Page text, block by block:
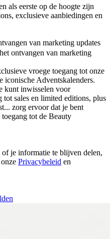
als eerste op de hoogte zijn
exclusieve aanbiedingen en
van marketing updates
ontvangen van marketing
vroege toegang tot onze
iconische Adventskalenders.
kunt inwisselen voor
tot sales en limited editions, plus
zorg ervoor dat je bent
tot de Beauty
je informatie te blijven delen,
Privacybeleid en